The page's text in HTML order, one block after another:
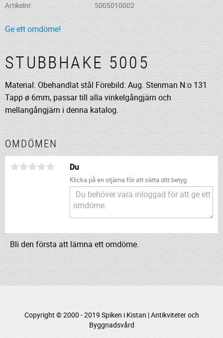
Artikelnr
5005010002
Ge ett omdöme!
STUBBHAKE 5005
Material: Obehandlat stål Förebild: Aug. Stenman N:o 131
Tapp ø 6mm, passar till alla vinkelgångjärn och
mellangångjärn i denna katalog.
OMDÖMEN
Du
Klicka på en stjärna för att sätta ditt betyg
Bli den första att lämna ett omdöme.
Copyright © 2000 - 2019 Spiken i Kistan | Antikviteter och
Byggnadsvård